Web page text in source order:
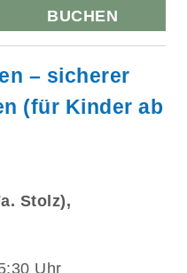
BUCHEN
– sicherer
(für Kinder ab
Stolz),
Uhr